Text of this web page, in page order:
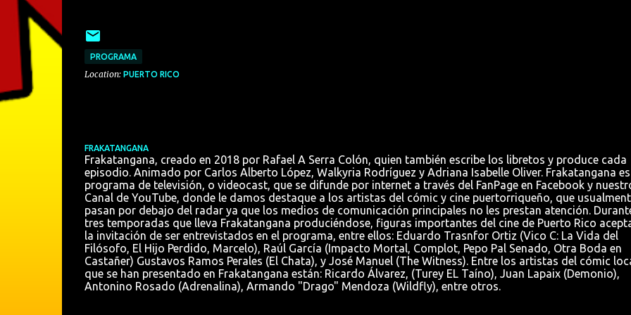
PROGRAMA
Location: PUERTO RICO
FRAKATANGANA
Frakatangana, creado en 2018 por Rafael A Serra Colón, quien también escribe los libretos y produce cada
episodio. Animado por Carlos Alberto López, Walkyria Rodríguez y Adriana Isabelle Oliver. Frakatangana
programa de televisión, o videocast, que se difunde por internet a través del FanPage en Facebook y
Canal de YouTube, donde le damos destaque a los artistas del cómic y cine puertorriqueño, que
pasan por debajo del radar ya que los medios de comunicación principales no les prestan atención.
tres temporadas que lleva Frakatangana produciéndose, figuras importantes del cine de Puerto Rico
la invitación de ser entrevistados en el programa, entre ellos: Eduardo Trasnfor Ortiz (Vico C: La Vida del
Filósofo, El Hijo Perdido, Marcelo), Raúl García (Impacto Mortal, Complot, Pepo Pal Senado, Otra Boda en
Castañer) Gustavos Ramos Perales (El Chata), y José Manuel (The Witness). Entre los artistas del cómic
que se han presentado en Frakatangana están: Ricardo Álvarez, (Turey EL Taíno), Juan Lapaix (Demonio),
Antonino Rosado (Adrenalina), Armando "Drago" Mendoza (Wildfly), entre otros.